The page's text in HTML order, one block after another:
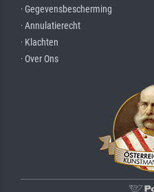
· Gegevensbescherming
· Annulatierecht
· Klachten
· Over Ons